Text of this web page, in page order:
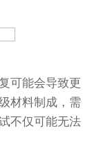
可能会导致更
材料制成，需
不仅可能无法